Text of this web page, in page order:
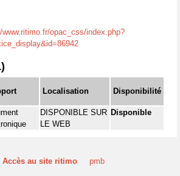
www.ritimo.fr/opac_css/index.php?
Localisation Disponibilité
DISPONIBLE SUR
LE WEB
Disponible
Accès au site ritimo pmb